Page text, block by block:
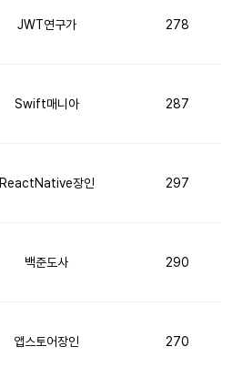
JWT연구가 278
Swift매니아 287
ReactNative장인 297
백준도사 290
앱스토어장인 270